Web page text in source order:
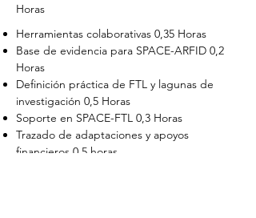
Horas
Herramientas colaborativas 0,35 Horas
Base de evidencia para SPACE-ARFID 0,2
Horas
Definición práctica de FTL y lagunas de
investigación 0,5 Horas
Soporte en SPACE-FTL 0,3 Horas
Trazado de adaptaciones y apoyos
financieros 0,5 horas